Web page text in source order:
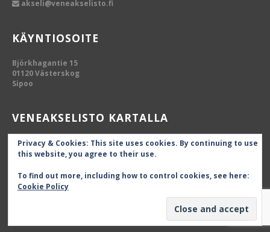
akseli@veneakselisto.fi
KÄYNTIOSOITE
Björkhagantie 15
01120 Västerskog
Sipoo
VENEAKSELISTO KARTALLA
Privacy & Cookies: This site uses cookies. By continuing to use
this website, you agree to their use.
To find out more, including how to control cookies, see here:
Cookie Policy